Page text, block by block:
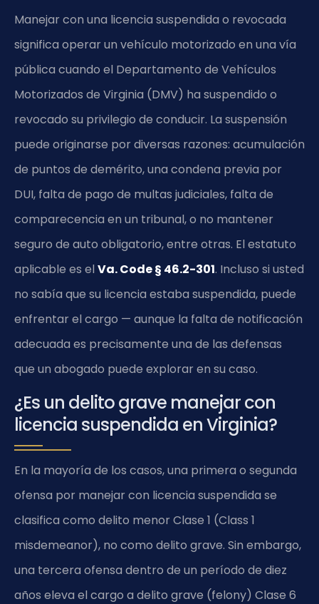
Manejar con una licencia suspendida o revocada
significa operar un vehículo motorizado en una vía
pública cuando el Departamento de Vehículos
Motorizados de Virginia (DMV) ha suspendido o
revocado su privilegio de conducir. La suspensión
puede originarse por diversas razones: acumulación
de puntos de demérito, una condena previa por
DUI, falta de pago de multas judiciales, falta de
comparecencia en un tribunal, o no mantener
seguro de auto obligatorio, entre otras. El estatuto
aplicable es el Va. Code § 46.2-301. Incluso si usted
no sabía que su licencia estaba suspendida, puede
enfrentar el cargo — aunque la falta de notificación
adecuada es precisamente una de las defensas
que un abogado puede explorar en su caso.
¿Es un delito grave manejar con
licencia suspendida en Virginia?
En la mayoría de los casos, una primera o segunda
ofensa por manejar con licencia suspendida se
clasifica como delito menor Clase 1 (Class 1
misdemeanor), no como delito grave. Sin embargo,
una tercera ofensa dentro de un período de diez
años eleva el cargo a delito grave (felony) Clase 6